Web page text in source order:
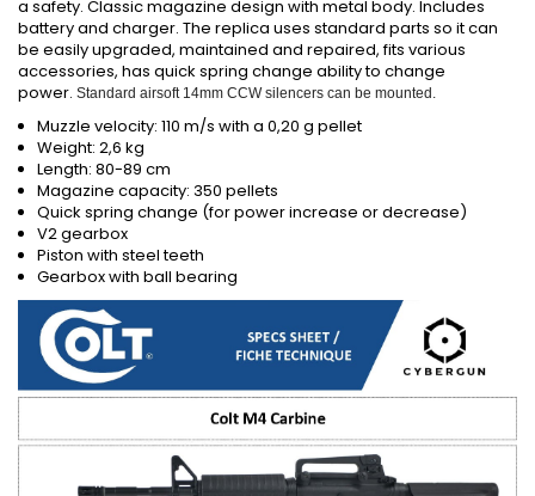
a safety. Classic magazine design with metal body. Includes
battery and charger. The replica uses standard parts so it can
be easily upgraded, maintained and repaired, fits various
accessories, has quick spring change ability to change
power. Standard airsoft 14mm CCW silencers can be mounted.
Muzzle velocity: 110 m/s with a 0,20 g pellet
Weight: 2,6 kg
Length: 80-89 cm
Magazine capacity: 350 pellets
Quick spring change (for power increase or decrease)
V2 gearbox
Piston with steel teeth
Gearbox with ball bearing